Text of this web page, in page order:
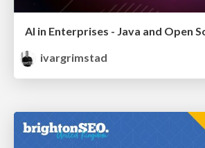
ivargrimstad